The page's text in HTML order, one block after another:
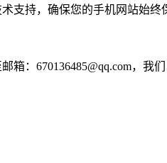
支持，确保您的手机网站始终
：670136485@qq.com，我